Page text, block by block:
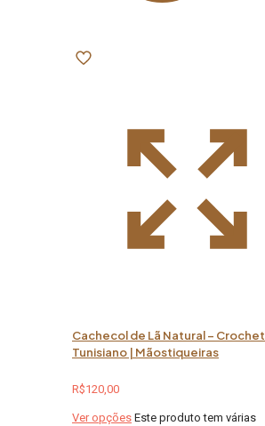
Cachecol de Lã Natural – Crochet
Tunisiano | Mãostiqueiras
R$120,00
Ver opções Este produto tem várias